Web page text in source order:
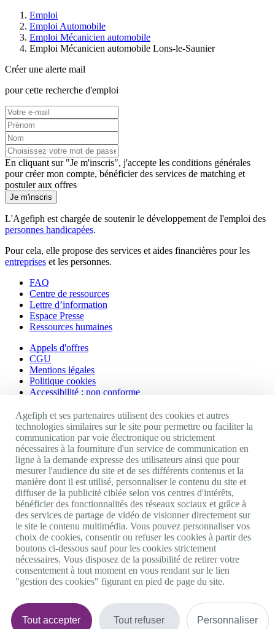
Emploi
Emploi Automobile
Emploi Mécanicien automobile
Emploi Mécanicien automobile Lons-le-Saunier
Créer une alerte mail
pour cette recherche d'emploi
En cliquant sur "Je m'inscris", j'accepte les conditions générales
pour créer mon compte, bénéficier des services de matching et
postuler aux offres
Je m'inscris
L'Agefiph est chargée de soutenir le développement de l'emploi des
personnes handicapées.
Pour cela, elle propose des services et aides financières pour les
entreprises et les personnes.
FAQ
Centre de ressources
Lettre d’information
Espace Presse
Ressources humaines
Appels d'offres
CGU
Mentions légales
Politique cookies
Accessibilité : non conforme
Nos autres sites
Site portail Agefiph
Activateur de progrès
Handinnov
Innovation et recherche
Université du RRH
Service AppuiPro
Nous suivre
Youtube
Linkedin
Facebook
Twitter
0 800 11 10 09Services & appel gratuitsDe 9h à 18h.
Nous contacter
Agefiph et ses partenaires utilisent des cookies et autres
technologies similaires sur le site pour permettre ou faciliter la
communication par voie électronique ou strictement
nécessaires à la fourniture d'un service de communication en
ligne à la demande expresse des utilisateurs ainsi que pour
mesurer l'audience du site et de ses différents contenus et la
manière dont il est utilisé, personnaliser le contenu du site et
diffuser de la publicité ciblée selon vos centres d'intérêts,
bénéficier des fonctionnalités des réseaux sociaux et grâce à
des services de partage de vidéo de visionner directement sur
le site le contenu multimédia. Vous pouvez personnaliser vos
choix de cookies, consentir ou refuser les cookies à partir des
boutons ci-dessous sauf pour les cookies strictement
nécessaires. Vous disposez de la possibilité de retirer votre
consentement à tout moment en vous rendant sur le lien
"gestion des cookies" figurant en pied de page du site.
Tout accepter Tout refuser Personnaliser